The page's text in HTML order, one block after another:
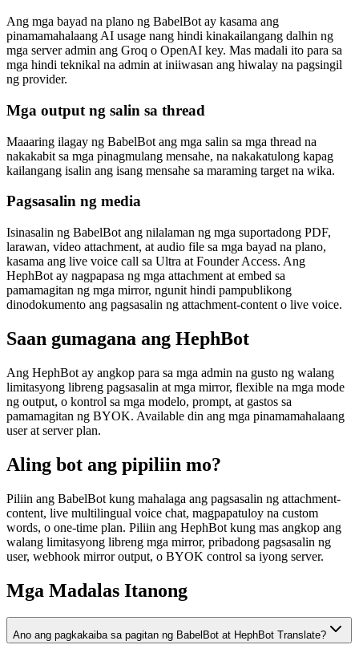
Ang mga bayad na plano ng BabelBot ay kasama ang
pinamamahalaang AI usage nang hindi kinakailangang dalhin ng
mga server admin ang Groq o OpenAI key. Mas madali ito para sa
mga hindi teknikal na admin at iniiwasan ang hiwalay na pagsingil
ng provider.
Mga output ng salin sa thread
Maaaring ilagay ng BabelBot ang mga salin sa mga thread na
nakakabit sa mga pinagmulang mensahe, na nakakatulong kapag
kailangang isalin ang isang mensahe sa maraming target na wika.
Pagsasalin ng media
Isinasalin ng BabelBot ang nilalaman ng mga suportadong PDF,
larawan, video attachment, at audio file sa mga bayad na plano,
kasama ang live voice call sa Ultra at Founder Access. Ang
HephBot ay nagpapasa ng mga attachment at embed sa
pamamagitan ng mga mirror, ngunit hindi pampublikong
dinodokumento ang pagsasalin ng attachment-content o live voice.
Saan gumagana ang HephBot
Ang HephBot ay angkop para sa mga admin na gusto ng walang
limitasyong libreng pagsasalin at mga mirror, flexible na mga mode
ng output, o kontrol sa mga modelo, prompt, at gastos sa
pamamagitan ng BYOK. Available din ang mga pinamamahalaang
user at server plan.
Aling bot ang pipiliin mo?
Piliin ang BabelBot kung mahalaga ang pagsasalin ng attachment-
content, live multilingual voice chat, magpapatuloy na custom
words, o one-time plan. Piliin ang HephBot kung mas angkop ang
walang limitasyong libreng mga mirror, pribadong pagsasalin ng
user, webhook mirror output, o BYOK control sa iyong server.
Mga Madalas Itanong
Ano ang pagkakaiba sa pagitan ng BabelBot at HephBot Translate?